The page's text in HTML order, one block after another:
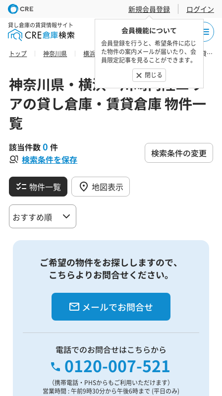
新規会員登録
会員機能について
会員登録を行うと、希望条件に応じ
た物件の案内メールが届いたり、会
員限定記事を見ることができます。
閉じる
ログイン
貸し倉庫の賃貸情報サイト
トップ 神奈川県 横浜・川崎内陸エリア 横浜市青葉区の貸し倉庫・賃貸倉庫 物件一覧
神奈川県・横浜・川崎内陸エリ
アの貸し倉庫・賃貸倉庫 物件一
覧
該当件数0 件
検索条件を保存
検索条件の変更
物件一覧 地図表示
ご希望の物件をお探ししますので、
こちらよりお問合せください。
メールでお問合せ
電話でのお問合せはこちらから
0120-007-521
（携帯電話・PHSからもご利用いただけます）
営業時間 : 午前9時30分から午後6時まで (平日のみ)